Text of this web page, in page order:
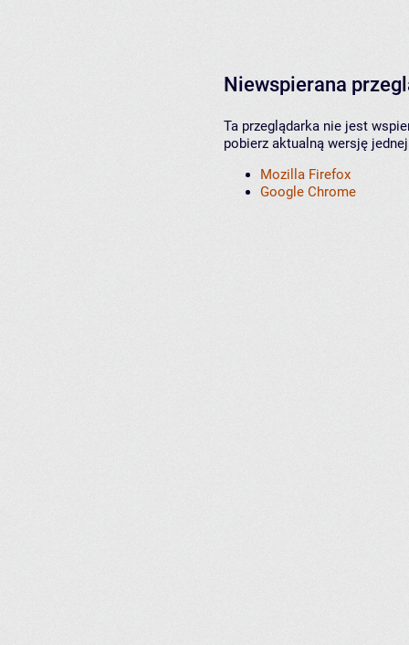
Niewspierana
Ta przeglądarka nie jest
pobierz aktualną wersję
Mozilla Firefox
Google Chrome